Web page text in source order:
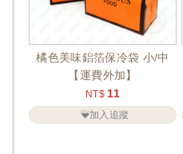
橘色美味鋁箔保冷袋 小/中
【運費外加】
NT$ 11
加入追蹤